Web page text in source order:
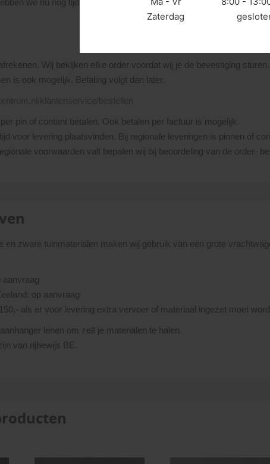
we nu nog tijd om e.e.a. op te lossen, zodat de verwerker niet
Wij bekijken elke order voordat wij je de bevestiging sturen.
is ook mogelijk. Betaling volgt dan later.
pin of contant betalen. Ook betalen per factuur is mogelijk.
voor levering plaatsvinden. Bij regionale leveringen is pinnen of
voorwaarden valt bepalen wij bij beoordeling van de order-
en zware tuinmaterialen maken wij gebruik van een grote
aanvraag
op aanvraag
als er voor levering extra vervoer of materiaal ingezet moet
lenen om zelf je materialen te halen.
van rijbewijs BE.
Zaterdag